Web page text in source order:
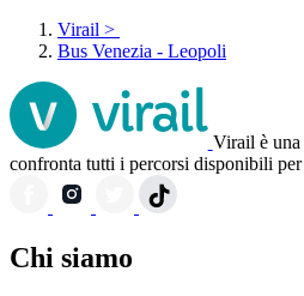
Virail >
Bus Venezia - Leopoli
Virail è una
confronta tutti i percorsi disponibili
Chi siamo